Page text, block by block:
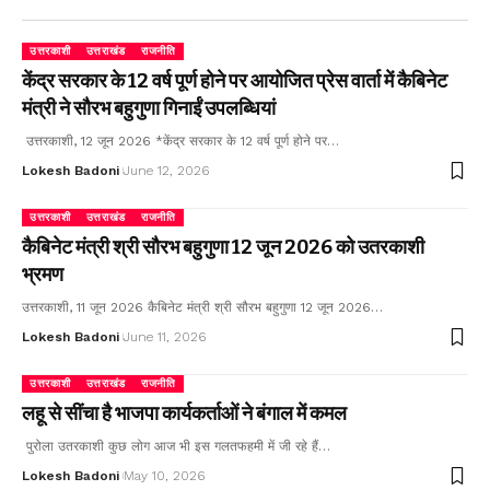
उत्तरकाशी उत्तराखंड राजनीति
केंद्र सरकार के 12 वर्ष पूर्ण होने पर आयोजित प्रेस वार्ता में कैबिनेट
मंत्री ने सौरभ बहुगुणा गिनाईं उपलब्धियां
उत्तरकाशी, 12 जून 2026 *केंद्र सरकार के 12 वर्ष पूर्ण होने पर…
Lokesh Badoni June 12, 2026
उत्तरकाशी उत्तराखंड राजनीति
कैबिनेट मंत्री श्री सौरभ बहुगुणा 12 जून 2026 को उतरकाशी
भ्रमण
उत्तरकाशी, 11 जून 2026 कैबिनेट मंत्री श्री सौरभ बहुगुणा 12 जून 2026…
Lokesh Badoni June 11, 2026
उत्तरकाशी उत्तराखंड राजनीति
लहू से सींचा है भाजपा कार्यकर्ताओं ने बंगाल में कमल
पुरोला उतरकाशी कुछ लोग आज भी इस गलतफहमी में जी रहे हैं…
Lokesh Badoni May 10, 2026